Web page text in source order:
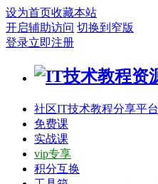
设为首页收藏本站
开启辅助访问 切换到窄版
登录立即注册
社区IT技术教程分享平台
免费课
实战课
vip专享
积分互换